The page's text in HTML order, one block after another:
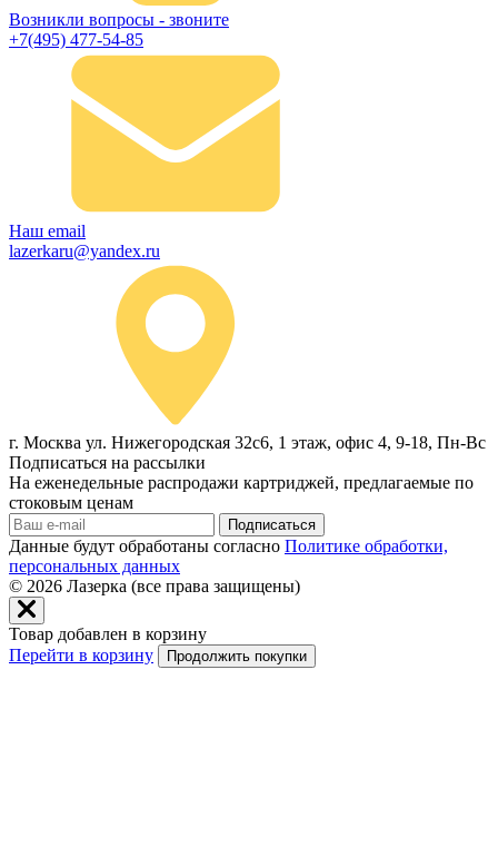
Возникли вопросы - звоните
+7(495) 477-54-85
Наш email
lazerkaru@yandex.ru
г. Москва ул. Нижегородская 32с6, 1 этаж, офис 4, 9-18, Пн-Вс
Подписаться на рассылки
На еженедельные распродажи картриджей, предлагаемые по
стоковым ценам
Подписаться
Данные будут обработаны согласно Политике обработки,
персональных данных
© 2026 Лазерка (все права защищены)
Товар добавлен в корзину
Перейти в корзину
Продолжить покупки